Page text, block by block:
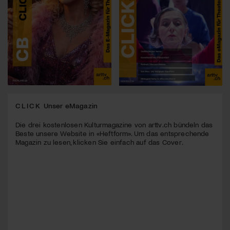
CLICK Unser eMagazin
Die drei kostenlosen Kulturmagazine von arttv.ch bündeln das
Beste unsere Website in «Heftform». Um das entsprechende
Magazin zu lesen, klicken Sie einfach auf das Cover.